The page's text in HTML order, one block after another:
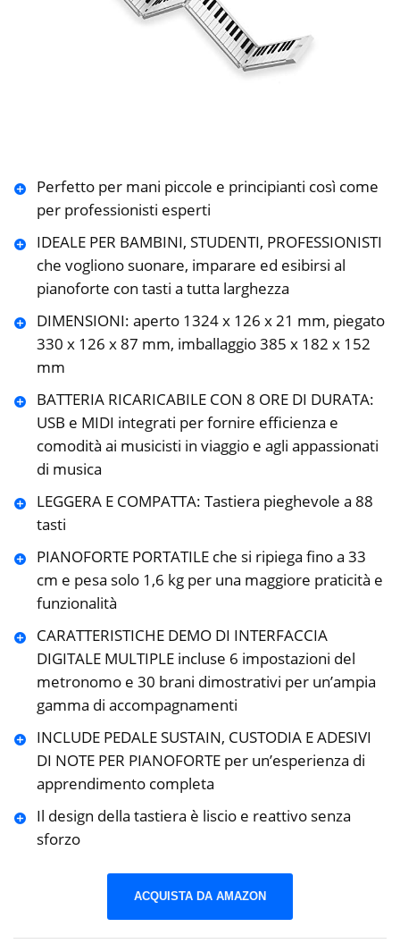
Perfetto per mani piccole e principianti così come
per professionisti esperti
IDEALE PER BAMBINI, STUDENTI, PROFESSIONISTI
che vogliono suonare, imparare ed esibirsi al
pianoforte con tasti a tutta larghezza
DIMENSIONI: aperto 1324 x 126 x 21 mm, piegato
330 x 126 x 87 mm, imballaggio 385 x 182 x 152
mm
BATTERIA RICARICABILE CON 8 ORE DI DURATA:
USB e MIDI integrati per fornire efficienza e
comodità ai musicisti in viaggio e agli appassionati
di musica
LEGGERA E COMPATTA: Tastiera pieghevole a 88
tasti
PIANOFORTE PORTATILE che si ripiega fino a 33
cm e pesa solo 1,6 kg per una maggiore praticità e
funzionalità
CARATTERISTICHE DEMO DI INTERFACCIA
DIGITALE MULTIPLE incluse 6 impostazioni del
metronomo e 30 brani dimostrativi per un’ampia
gamma di accompagnamenti
INCLUDE PEDALE SUSTAIN, CUSTODIA E ADESIVI
DI NOTE PER PIANOFORTE per un’esperienza di
apprendimento completa
Il design della tastiera è liscio e reattivo senza
sforzo
ACQUISTA DA AMAZON